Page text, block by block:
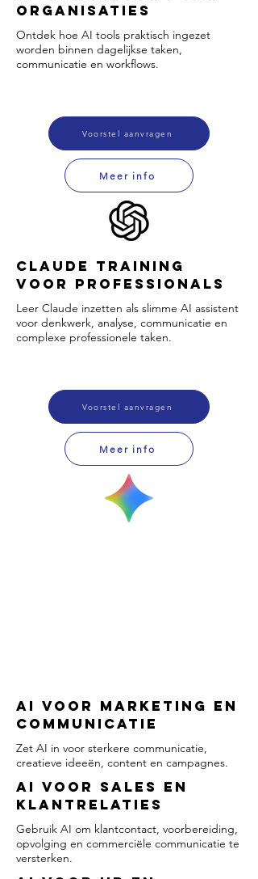
Organisaties
Ontdek hoe AI tools praktisch ingezet
worden binnen dagelijkse taken,
communicatie en workflows.
Voorstel aanvragen
Meer info
Claude Training
voor Professionals
Leer Claude inzetten als slimme AI assistent
voor denkwerk, analyse, communicatie en
complexe professionele taken.
Voorstel aanvragen
Meer info
AI voor Marketing en
Communicatie
Zet AI in voor sterkere communicatie,
creatieve ideeën, content en campagnes.
AI voor Sales en
Klantrelaties
Gebruik AI om klantcontact, voorbereiding,
opvolging en commerciële communicatie te
versterken.